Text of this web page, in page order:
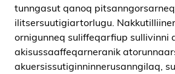
tunngasut qanoq
ilitsersuutigiartorlugu.
ornigunneq suliffeqarfiup sullivinni
akisussaaffeqarneranik
akuersissutiginninnerusanngilaq,